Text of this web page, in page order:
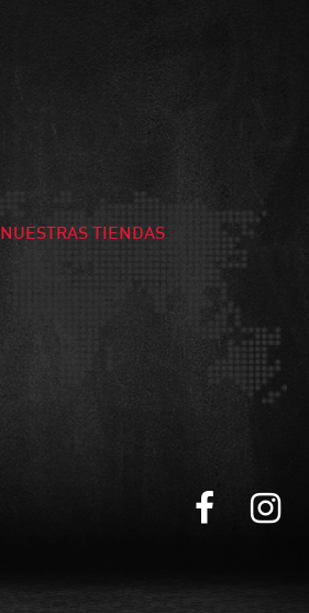
NUESTRAS TIENDAS